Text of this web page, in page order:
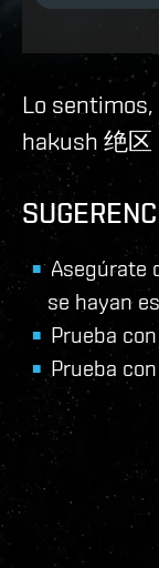
Lo
hakush 绝区
Asegúrate
se hayan
Prueba
Prueba